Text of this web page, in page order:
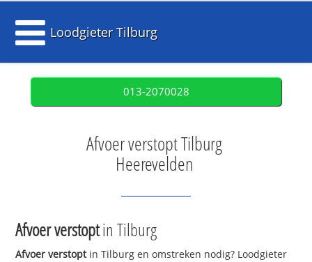
Loodgieter Tilburg
013-2070028
Afvoer verstopt Tilburg
Heerevelden
Afvoer verstoptin Tilburg
Afvoer verstoptin Tilburg en omstreken nodig? Loodgieter